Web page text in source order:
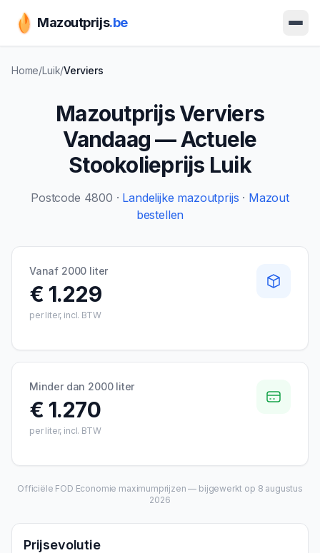
Mazoutprijs.be
Home/Luik/Verviers
MazoutprijsVerviers
Vandaag — Actuele
Stookolieprijs Luik
Postcode 4800 · Landelijke mazoutprijs · Mazout
bestellen
Vanaf 2000 liter
€ 1.229
per liter, incl. BTW
Minder dan 2000 liter
€ 1.270
per liter, incl. BTW
Officiële FOD Economie maximumprijzen — bijgewerkt op 8 augustus
2026
Prijsevolutie